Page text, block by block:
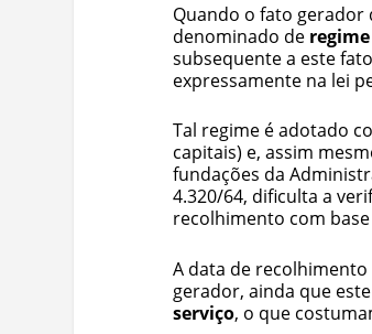
Quando o fato gerador
denominado de
subsequente a este
expressamente na lei
Tal regime é adotado
capitais) e, assim
fundações da
4.320/64, dificulta a
recolhimento com
A data de
gerador, ainda que
serviço, o que